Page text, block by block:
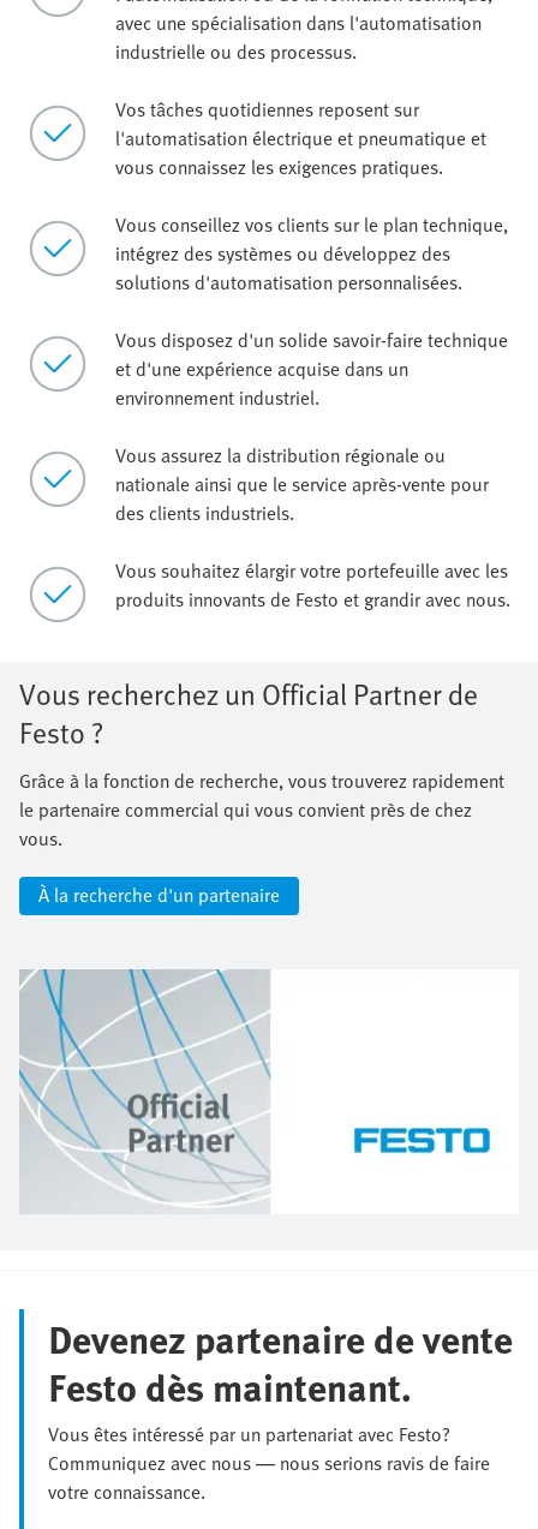
avec une spécialisation dans l'automatisation
industrielle ou des processus.
Vos tâches quotidiennes reposent sur
l'automatisation électrique et pneumatique et
vous connaissez les exigences pratiques.
Vous conseillez vos clients sur le plan technique,
intégrez des systèmes ou développez des
solutions d'automatisation personnalisées.
Vous disposez d'un solide savoir-faire technique
et d'une expérience acquise dans un
environnement industriel.
Vous assurez la distribution régionale ou
nationale ainsi que le service après-vente pour
des clients industriels.
Vous souhaitez élargir votre portefeuille avec les
produits innovants de Festo et grandir avec nous.
Vous recherchez un Official Partner de
Festo ?
Grâce à la fonction de recherche, vous trouverez rapidement
le partenaire commercial qui vous convient près de chez
vous.
À la recherche d'un partenaire
Devenez partenaire de vente
Festo dès maintenant.
Vous êtes intéressé par un partenariat avec Festo?
Communiquez avec nous — nous serions ravis de faire
votre connaissance.